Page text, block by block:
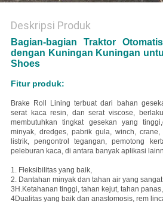
Deskripsi Produk
Bagian-bagian Traktor
dengan Kuningan Kuningan
Shoes
Fitur produk:
Brake Roll Lining terbuat dari bahan
serat kaca resin, dan serat viscose,
membutuhkan tingkat gesekan yang
minyak, dredges, pabrik gula, winch,
listrik, pengontrol tegangan, pemotong
peleburan kaca, di antara banyak aplikasi
1. Fleksibilitas yang baik,
2. Dantahan minyak dan tahan air yang
3H.Ketahanan tinggi, tahan kejut, tahan panas,
4Dualitas yang baik dan anastomosis, rem